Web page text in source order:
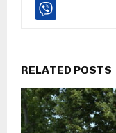
RELATED POSTS